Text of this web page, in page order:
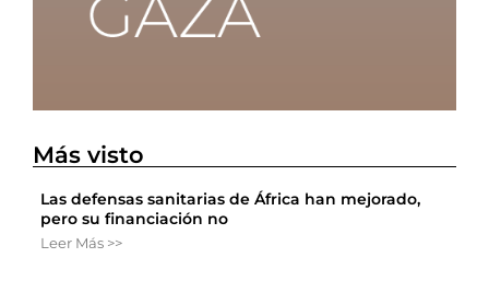
Más visto
Las defensas sanitarias de África han mejorado,
pero su financiación no
Leer Más >>